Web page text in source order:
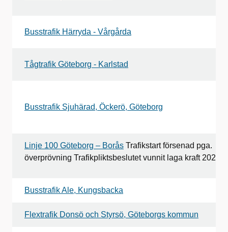
Busstrafik Härryda - Vårgårda
Tågtrafik Göteborg - Karlstad
Busstrafik Sjuhärad, Öckerö, Göteborg
Linje 100 Göteborg – Borås Trafikstart försenad pga.
överprövning Trafikpliktsbeslutet vunnit laga kraft 2020-
Busstrafik Ale, Kungsbacka
Flextrafik Donsö och Styrsö, Göteborgs kommun